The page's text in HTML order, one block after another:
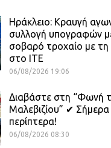
Ηράκλειο: Κραυγή
συλλογή υπογραφών
σοβαρό τροχαίο με τη
στο ΙΤΕ
06/08/2026 19:06
Διαβάστε στη “Φωνή
Μαλεβιζίου” ✔
περίπτερα!
06/08/2026 08:30